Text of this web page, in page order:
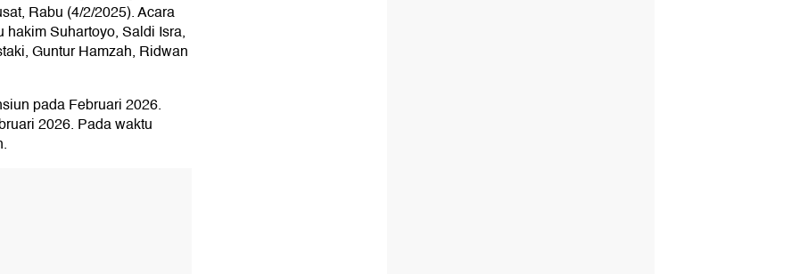
Rabu (4/2/2025). Acara
Suhartoyo, Saldi Isra,
Guntur Hamzah, Ridwan
pada Februari 2026.
2026. Pada waktu